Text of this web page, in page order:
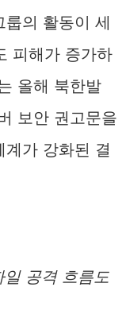
의 활동이 세
피해가 증가하
올해 북한발
보안 권고문을
가 강화된 결
공격 흐름도